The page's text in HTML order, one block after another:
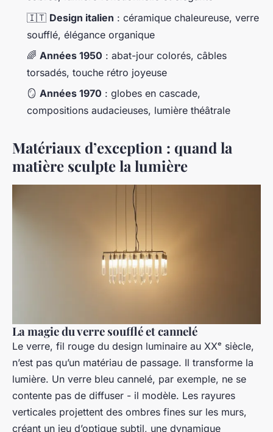
🇮🇹 Design italien : céramique chaleureuse, verre
soufflé, élégance organique
🌈 Années 1950 : abat-jour colorés, câbles
torsadés, touche rétro joyeuse
🪞 Années 1970 : globes en cascade,
compositions audacieuses, lumière théâtrale
Matériaux d’exception : quand la
matière sculpte la lumière
La magie du verre soufflé et cannelé
Le verre, fil rouge du design luminaire au XXᵉ siècle,
n’est pas qu’un matériau de passage. Il transforme la
lumière. Un verre bleu cannelé, par exemple, ne se
contente pas de diffuser - il modèle. Les rayures
verticales projettent des ombres fines sur les murs,
créant un jeu d’optique subtil, une dynamique